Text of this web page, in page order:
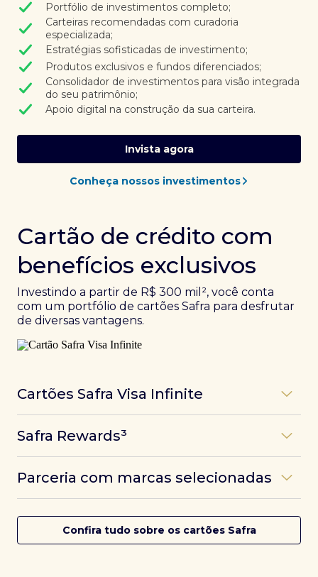
Portfólio de investimentos completo;
Carteiras recomendadas com curadoria
especializada;
Estratégias sofisticadas de investimento;
Produtos exclusivos e fundos diferenciados;
Consolidador de investimentos para visão integrada
do seu patrimônio;
Apoio digital na construção da sua carteira.
Invista agora
Conheça nossos investimentos
Cartão de crédito com
benefícios exclusivos
Investindo a partir de R$ 300 mil², você conta
com um portfólio de cartões Safra para desfrutar
de diversas vantagens.
Cartões Safra Visa Infinite
experiências refinadas a benefícios únicos, como
converte seus investimentos em limite no cartão e
conta com acesso a mais de 1.400 salas VIP Dragon
Pass ao redor do mundo.
Safra Rewards³
das melhores pontuações do mercado.
Parceria com marcas selecionadas
cartões Safra.
Confira tudo sobre os cartões Safra